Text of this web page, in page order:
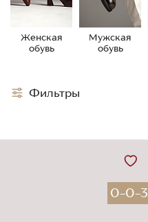
Женская
обувь
Мужская
обувь
0-0-3
Фильтры